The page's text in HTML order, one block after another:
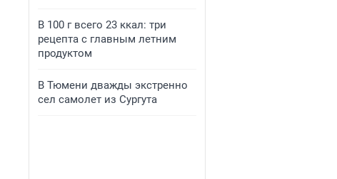
В 100 г всего 23 ккал: три
рецепта с главным летним
продуктом
В Тюмени дважды экстренно
сел самолет из Сургута